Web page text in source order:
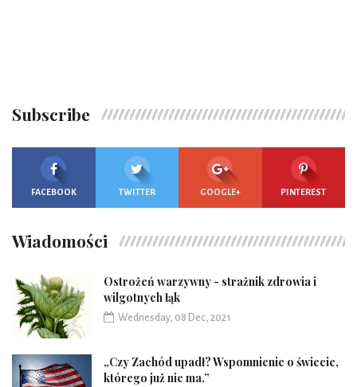
Subscribe
FACEBOOK TWITTER GOOGLE+ PINTEREST
Wiadomości
Ostrożeń warzywny - strażnik zdrowia i
wilgotnych łąk
Wednesday, 08 Dec, 2021
„Czy Zachód upadł? Wspomnienie o świecie,
którego już nie ma.”